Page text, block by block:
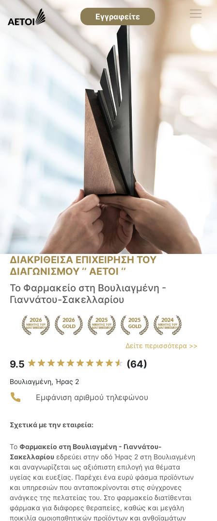
Εγγραφείτε
ΔΙΑΚΡΙΘΕΙΣΑ ΕΠΙΧΕΙΡΗΣΗ ΤΟΥ
ΔΙΑΓΩΝΙΣΜΟΥ ‘’ ΑΕΤΟΙ ‘’
Το Φαρμακείο στη Βουλιαγμένη -
Γιαννάτου-Σακελλαρίου
Δείτε περισσότερα >>
9.5 (64)
Βουλιαγμένη, Ήρας 2
Εμφάνιση αριθμού τηλεφώνου
Σχετικά με την εταιρεία:
Το Φαρμακείο στη Βουλιαγμένη - Γιαννάτου-
Σακελλαρίου εδρεύει στην οδό Ήρας 2 στη Βουλιαγμένη
και αναγνωρίζεται ως αξιόπιστη επιλογή για θέματα
υγείας και ευεξίας. Παρέχει ένα ευρύ φάσμα προϊόντων
και υπηρεσιών που ανταποκρίνονται στις σύγχρονες
ανάγκες της πελατείας του. Στο φαρμακείο διατίθενται
φάρμακα για διάφορες θεραπείες, καθώς και μεγάλη
ποικιλία ομοιοπαθητικών προϊόντων και ανθοϊαμάτων